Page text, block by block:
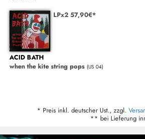
LPx2 57,90€*
ACID BATH
when the kite string pops (US 04)
* Preis inkl. deutscher Ust., zzgl.
** bei Lieferung